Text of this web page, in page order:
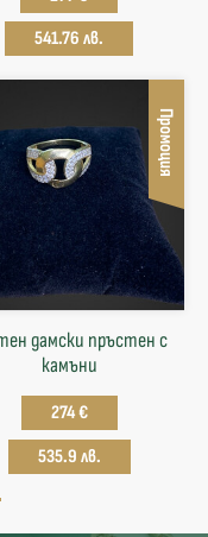
541.76 лв.
Промоция
дамски пръстен с
камъни
274 €
535.9 лв.